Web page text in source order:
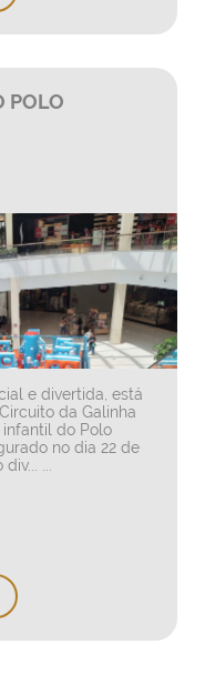
POLO
e divertida, está
da Galinha
infantil do Polo
no dia 22 de
...